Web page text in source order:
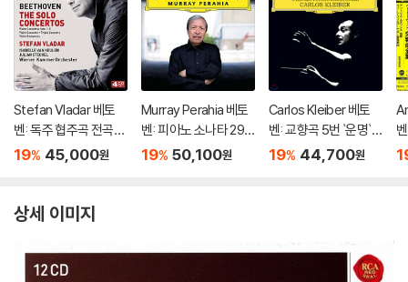
Stefan Vladar 베토
벤: 독주 협주곡 전곡집
(Beethoven:The So
스트라
19% 45,000원
Murray Perahia 베토
벤: 피아노 소나타 29
번 '함머클라비어', 14
t')
19% 50,100원
Carlos Kleiber 베토
벤: 교향곡 5번 `운명`,
7번 - 카를로스 클라이
19% 44,700원
상세 이미지